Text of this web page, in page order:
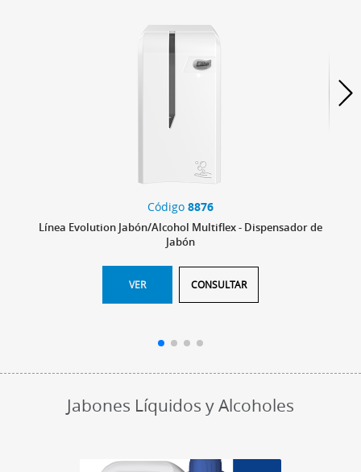
Código 8876
Línea Evolution Jabón/Alcohol Multiflex - Dispensador de
Jabón
VER CONSULTAR
Jabones Líquidos y Alcoholes